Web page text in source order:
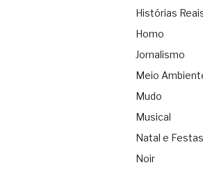
Histórias
Homo
Jornalismo
Meio
Mudo
Musical
Natal e Festas
Noir